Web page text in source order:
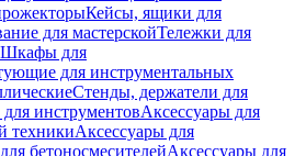
Кейсы, ящики для
для мастерскойТележки для
Шкафы для
для инструментальных
Стенды, держатели для
инструментовАксессуары для
техникиАксессуары для
бетоносмесителейАксессуары для